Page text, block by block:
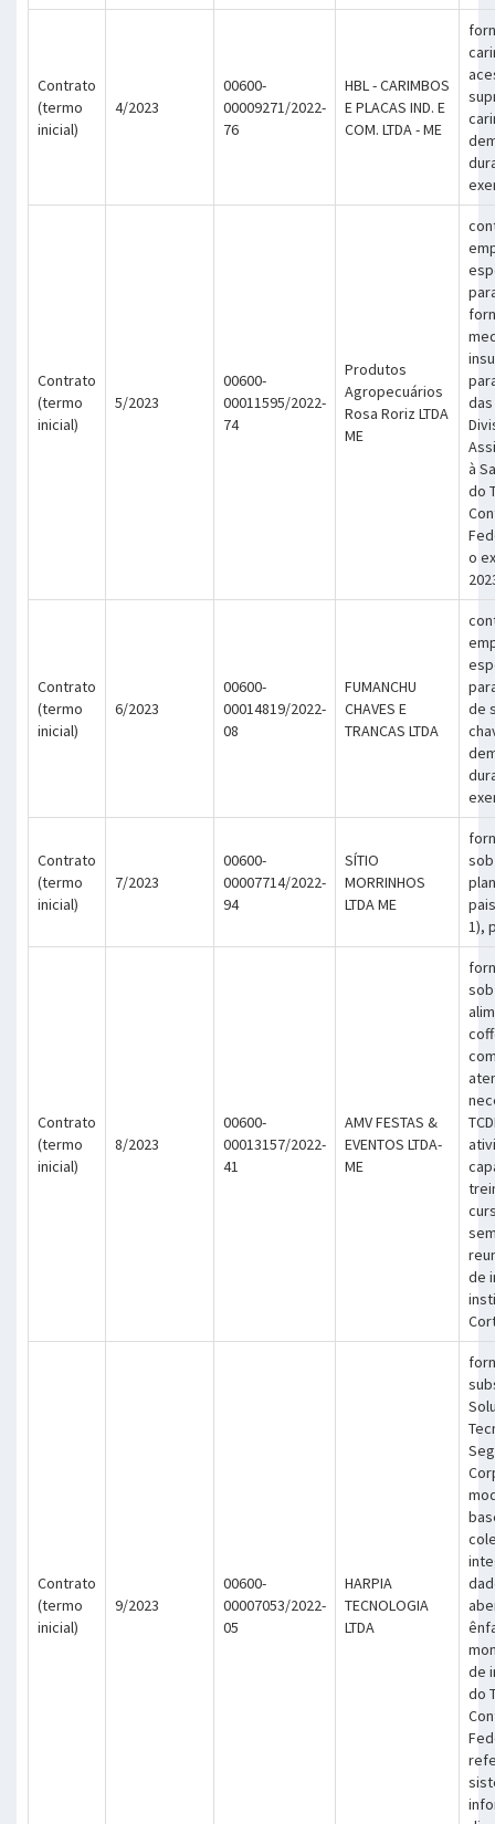
Contrato
(termo
inicial)
4/2023
00600-
00009271/2022-
76
HBL - CARIMBOS
E PLACAS IND. E
COM. LTDA - ME
Contrato
(termo
inicial)
5/2023
00600-
00011595/2022-
74
Produtos
Agropecuários
Rosa Roriz LTDA
ME
à
do
o
Contrato
(termo
inicial)
6/2023
00600-
00014819/2022-
08
FUMANCHU
CHAVES E
TRANCAS LTDA
de
Contrato
(termo
inicial)
7/2023
00600-
00007714/2022-
94
SÍTIO
MORRINHOS
LTDA ME
1),
Contrato
(termo
inicial)
8/2023
00600-
00013157/2022-
41
AMV FESTAS &
EVENTOS LTDA-
ME
de
Contrato
(termo
inicial)
9/2023
00600-
00007053/2022-
05
HARPIA
TECNOLOGIA
LTDA
de
do